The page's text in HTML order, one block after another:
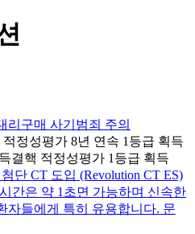
결핵 적정성평가 1등급 획득